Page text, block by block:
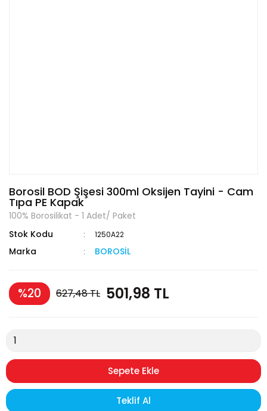
Borosil BOD Şişesi 300ml Oksijen Tayini - Cam
Tıpa PE Kapak
100% Borosilikat - 1 Adet/ Paket
Stok Kodu
1250A22
Marka BOROSİL
%20 627,48 TL 501,98 TL
Sepete Ekle
Teklif Al